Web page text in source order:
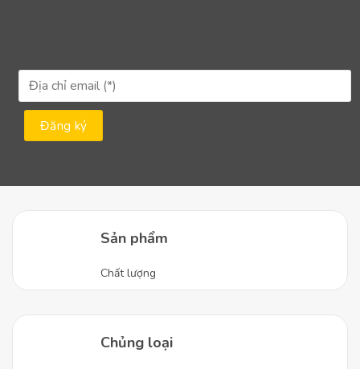
Sản phẩm
Chất lượng
Chủng loại